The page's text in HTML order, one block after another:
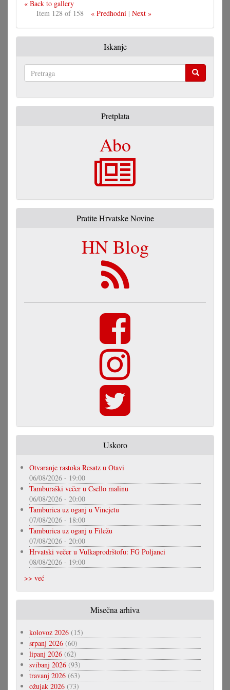
« Back to gallery
Item 128 of 158
« Predhodni| Next »
Iskanje
Pretplata
Abo
Pratite Hrvatske Novine
HN Blog
Uskoro
Otvaranje rastoka Resatz u Otavi
06/08/2026 - 19:00
Tamburaški večer u Csello malinu
06/08/2026 - 20:00
Tamburica uz oganj u Vincjetu
07/08/2026 - 18:00
Tamburica uz oganj u Filežu
07/08/2026 - 20:00
Hrvatski večer u Vulkaprodrštofu: FG Poljanci
08/08/2026 - 19:00
>> već
Misečna arhiva
kolovoz 2026 (15)
srpanj 2026 (60)
lipanj 2026 (62)
svibanj 2026 (93)
travanj 2026 (63)
ožujak 2026 (73)